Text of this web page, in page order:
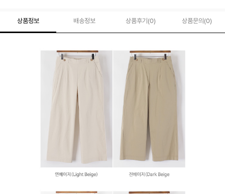
상품정보 배송정보 상품후기(0) 상품문의 (0)